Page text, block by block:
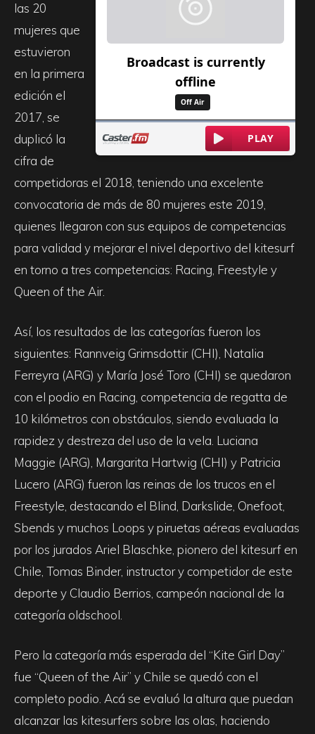
las 20
mujeres que
estuvieron
en la primera
edición el
2017, se
duplicó la
cifra de
competidoras el 2018, teniendo una excelente
convocatoria de más de 80 mujeres este 2019,
quienes llegaron con sus equipos de competencias
para validad y mejorar el nivel deportivo del kitesurf
en torno a tres competencias: Racing, Freestyle y
Queen of the Air.
Así, los resultados de las categorías fueron los
siguientes: Rannveig Grimsdottir (CHI), Natalia
Ferreyra (ARG) y María José Toro (CHI) se quedaron
con el podio en Racing, competencia de regatta de
10 kilómetros con obstáculos, siendo evaluada la
rapidez y destreza del uso de la vela. Luciana
Maggie (ARG), Margarita Hartwig (CHI) y Patricia
Lucero (ARG) fueron las reinas de los trucos en el
Freestyle, destacando el Blind, Darkslide, Onefoot,
Sbends y muchos Loops y piruetas aéreas evaluadas
por los jurados Ariel Blaschke, pionero del kitesurf en
Chile, Tomas Binder, instructor y competidor de este
deporte y Claudio Berrios, campeón nacional de la
categoría oldschool.
Pero la categoría más esperada del “Kite Girl Day”
fue “Queen of the Air” y Chile se quedó con el
completo podio. Acá se evaluó la altura que puedan
alcanzar las kitesurfers sobre las olas, haciendo